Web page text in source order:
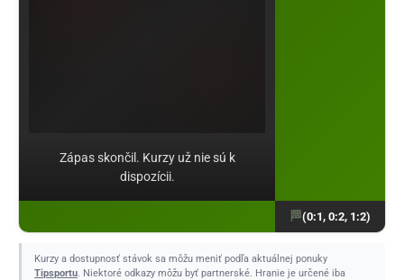
(0:1, 0:2, 1:2)
Zápas skončil. Kurzy už nie sú k
dispozícii.
Kurzy a dostupnosť stávok sa môžu meniť podľa aktuálnej ponuky
Tipsportu. Niektoré odkazy môžu byť partnerské. Hranie je určené iba